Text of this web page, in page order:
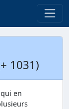
1031)
en